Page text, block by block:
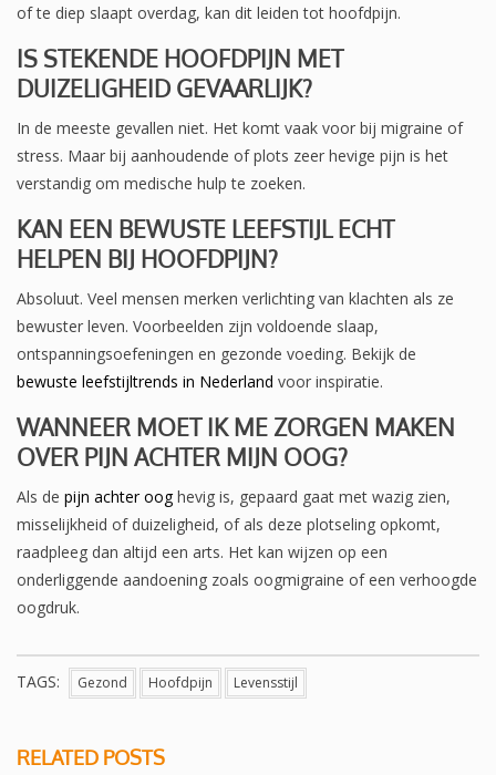
of te diep slaapt overdag, kan dit leiden tot hoofdpijn.
IS STEKENDE HOOFDPIJN MET
DUIZELIGHEID GEVAARLIJK?
In de meeste gevallen niet. Het komt vaak voor bij migraine of
stress. Maar bij aanhoudende of plots zeer hevige pijn is het
verstandig om medische hulp te zoeken.
KAN EEN BEWUSTE LEEFSTIJL ECHT
HELPEN BIJ HOOFDPIJN?
Absoluut. Veel mensen merken verlichting van klachten als ze
bewuster leven. Voorbeelden zijn voldoende slaap,
ontspanningsoefeningen en gezonde voeding. Bekijk de
bewuste leefstijltrends in Nederland voor inspiratie.
WANNEER MOET IK ME ZORGEN MAKEN
OVER PIJN ACHTER MIJN OOG?
Als de pijn achter ooghevig is, gepaard gaat met wazig zien,
misselijkheid of duizeligheid, of als deze plotseling opkomt,
raadpleeg dan altijd een arts. Het kan wijzen op een
onderliggende aandoening zoals oogmigraine of een verhoogde
oogdruk.
TAGS: Gezond Hoofdpijn Levensstijl
RELATED POSTS